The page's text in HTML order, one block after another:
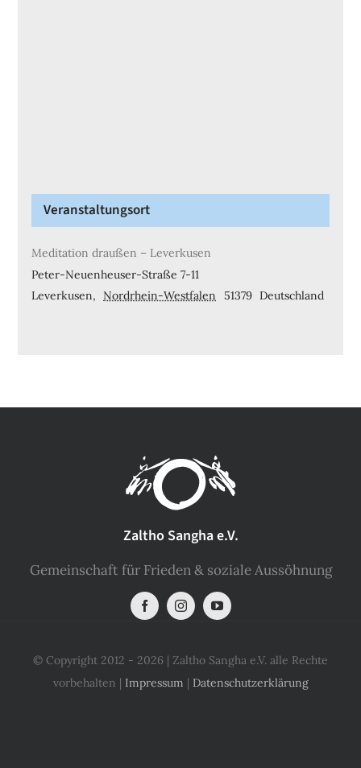
Veranstaltungsort
Meditation draußen – Leverkusen
Peter-Neuenheuser-Straße 7-11
Leverkusen, Nordrhein-Westfalen 51379 Deutschland
Zaltho Sangha e.V.
Gemeinschaft für Frieden & soziale Aussöhnung
© Copyright 2012 - 2026 | Zaltho Sangha e.V. alle Rechte
vorbehalten | Impressum | Datenschutzerklärung